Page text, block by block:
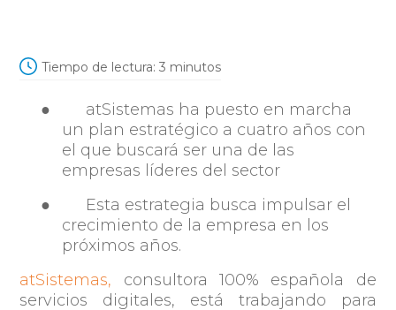
Tiempo de lectura: 3 minutos
●
atSistemas ha puesto en marcha
un plan estratégico a cuatro años con
el que buscará ser una de las
empresas líderes del sector
●
Esta estrategia busca impulsar el
crecimiento de la empresa en los
próximos años.
atSistemas, consultora 100% española de
servicios digitales, está trabajando para